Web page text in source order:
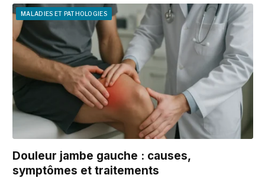
MALADIES ET PATHOLOGIES
Douleur jambe gauche : causes,
symptômes et traitements